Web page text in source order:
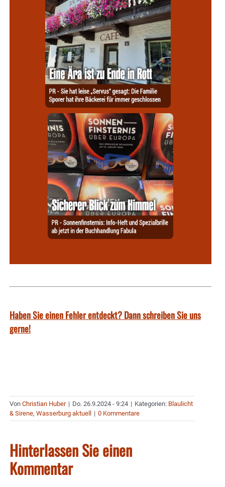
Haben Sie einen Fehler entdeckt? Dann schreiben Sie uns
gerne!
Von Christian Huber | Do. 26.9.2024 - 9:24 | Kategorien: Blaulicht
& Sirene, Wasserburg aktuell | 0 Kommentare
Hinterlassen Sie einen
Kommentar